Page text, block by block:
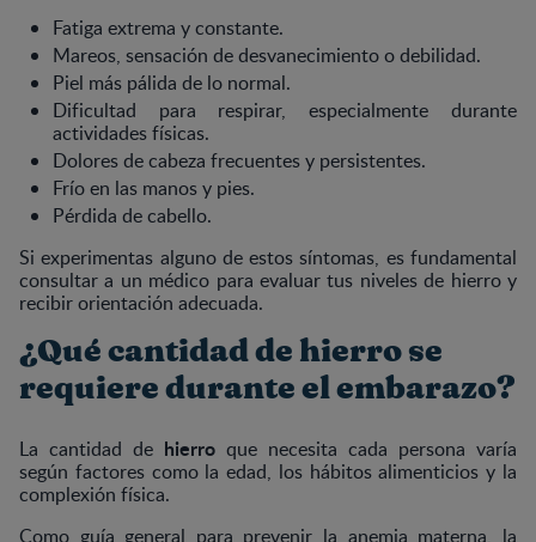
Fatiga extrema y constante.
Mareos, sensación de desvanecimiento o debilidad.
Piel más pálida de lo normal.
Dificultad para respirar, especialmente durante
actividades físicas.
Dolores de cabeza frecuentes y persistentes.
Frío en las manos y pies.
Pérdida de cabello.
Si experimentas alguno de estos síntomas, es fundamental
consultar a un médico para evaluar tus niveles de hierro y
recibir orientación adecuada.
¿Qué cantidad de hierro se
requiere durante el embarazo?
La cantidad de hierro que necesita cada persona varía
según factores como la edad, los hábitos alimenticios y la
complexión física.
Como guía general para prevenir la anemia materna, la